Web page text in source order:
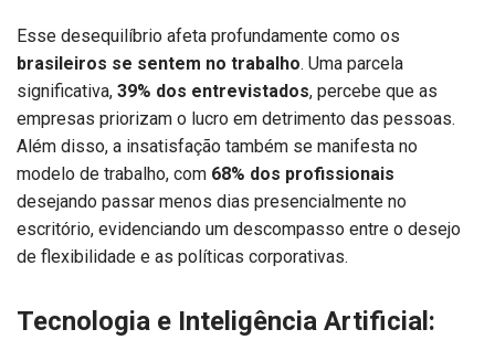
Esse desequilíbrio afeta profundamente como os
brasileiros se sentem no trabalho. Uma parcela
significativa, 39% dos entrevistados, percebe que as
empresas priorizam o lucro em detrimento das pessoas.
Além disso, a insatisfação também se manifesta no
modelo de trabalho, com 68% dos profissionais
desejando passar menos dias presencialmente no
escritório, evidenciando um descompasso entre o desejo
de flexibilidade e as políticas corporativas.
Tecnologia e Inteligência Artificial: